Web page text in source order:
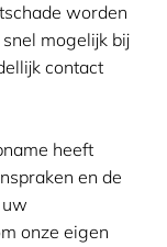
worden
mogelijk bij
contact
heeft
en de
onze eigen